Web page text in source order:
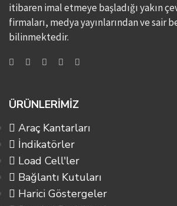
itibaren imal etmeye başladığı yakın
firmaları, medya yayınlarından ve sair
bilinmektedir.
ÜRÜNLERİMİZ
Araç Kantarları
İndikatörler
Load Cell'ler
Bağlantı Kutuları
Harici Göstergeler